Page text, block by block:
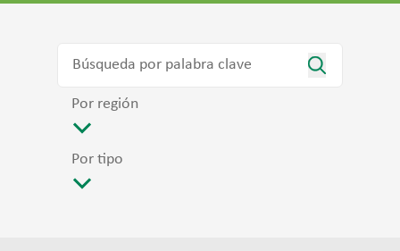
Por región
Por tipo